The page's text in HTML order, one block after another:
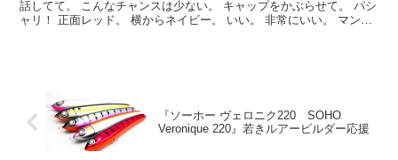
話してて。 こんなチャンスは少ない。 キャップをかぶらせて。 パシ
ャリ！ 正面レッド。 横からネイビー。 いい。 非常にいい。 マンズ
『ソーホー ヴェロニク220 SOHO
Veronique 220』若きルアービルダー応援